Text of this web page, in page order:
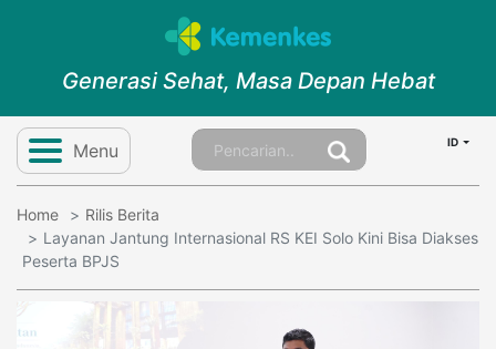
Generasi Sehat, Masa Depan Hebat
Menu ID
Home
Rilis Berita
Layanan Jantung Internasional RS KEI Solo Kini Bisa Diakses
Peserta BPJS